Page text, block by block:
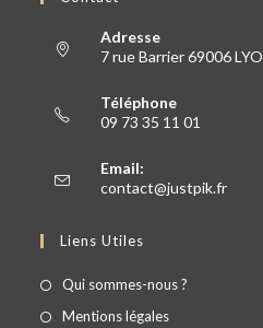
Adresse
7 rue Barrier 69006
Téléphone
09 73 35 11 01
Email:
contact@justpik.fr
Liens Utiles
Qui sommes-nous ?
Mentions légales